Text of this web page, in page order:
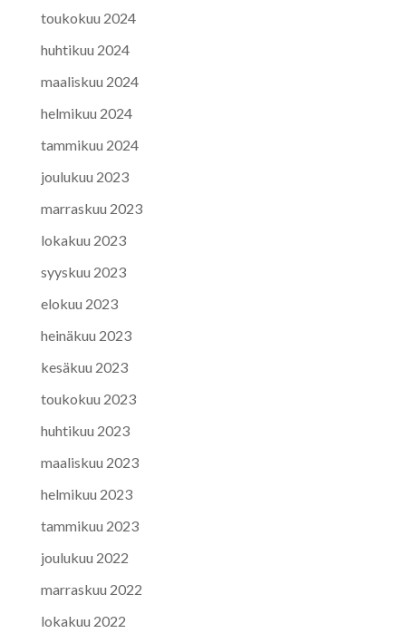
toukokuu 2024
huhtikuu 2024
maaliskuu 2024
helmikuu 2024
tammikuu 2024
joulukuu 2023
marraskuu 2023
lokakuu 2023
syyskuu 2023
elokuu 2023
heinäkuu 2023
kesäkuu 2023
toukokuu 2023
huhtikuu 2023
maaliskuu 2023
helmikuu 2023
tammikuu 2023
joulukuu 2022
marraskuu 2022
lokakuu 2022